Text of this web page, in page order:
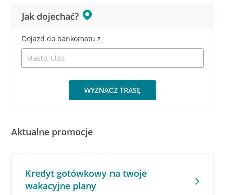
Jak dojechać?
Dojazd do bankomatu z:
WYZNACZ TRASĘ
Aktualne promocje
Kredyt gotówkowy na twoje
wakacyjne plany